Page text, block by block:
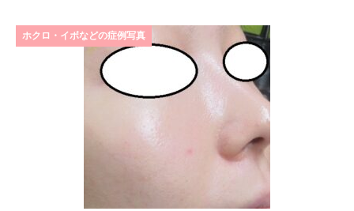
ホクロ・イボなどの症例写真